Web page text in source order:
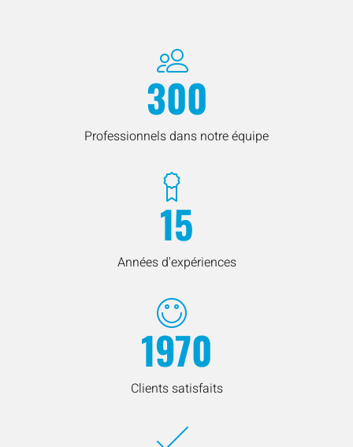
300
Professionnels dans notre équipe
15
Années d'expériences
1970
Clients satisfaits